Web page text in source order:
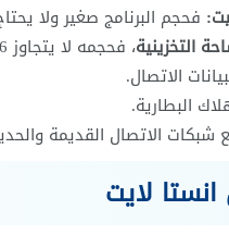
فحجم البرنامج صغير ولا
التخزينية، فحجمه لا يتجاوز 6 ميجا بايت.
الاتصال.
البطارية.
الاتصال القديمة
لايت